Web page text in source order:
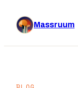
sisu
juurde
Massruum